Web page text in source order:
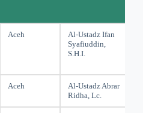
Aceh
Al-Ustadz Ifan
Syafiuddin,
S.H.I.
Aceh
Al-Ustadz Abrar
Ridha, Lc.